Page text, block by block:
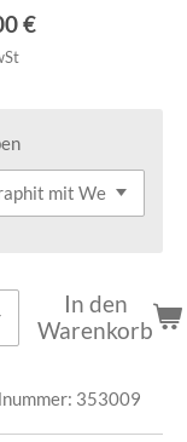
€
In den
Warenkorb
353009